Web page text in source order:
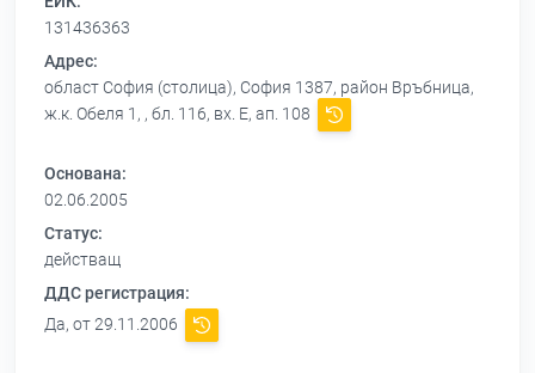
131436363
Адрес:
област София (столица), София 1387, район Връбница,
ж.к. Обеля 1, , бл. 116, вх. Е, ап. 108
Основана:
02.06.2005
Статус:
действащ
ДДС регистрация:
Да, от 29.11.2006